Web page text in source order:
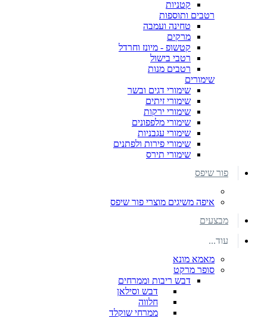
קטניות
רטבים ותוספות
טחינה ועמבה
מרקים
קטשופ - מיונז וחרדל
רטבי בישול
רטבים מנות
שימורים
שימורי דגים ובשר
שימורי זיתים
שימורי ירקות
שימורי מלפפונים
שימורי עגבניות
שימורי פירות ולפתנים
שימורי תירס
פור שיפס
איפה משיגים מוצרי פור שיפס
מבצעים
עוד...
מאמא מונא
סופר מרקט
דבש ריבות וממרחים
דבש וסילאן
חלווה
ממרחי שוקלד